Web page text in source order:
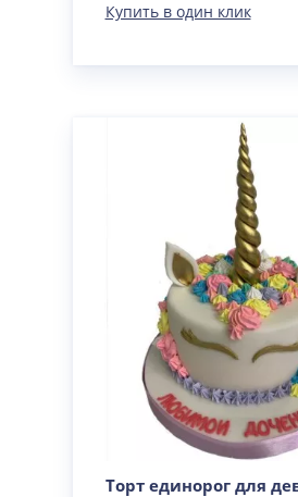
Купить в один клик
Торт единорог для